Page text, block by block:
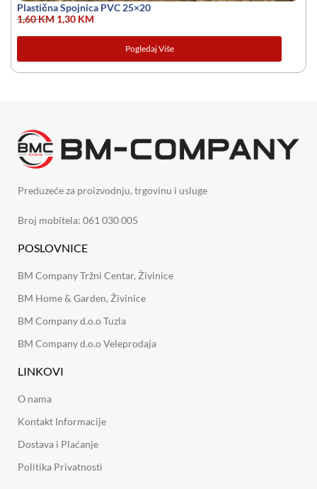
Plastična Spojnica PVC 25×20
1,60KM 1,30 KM
Pogledaj Više
Preduzeće za proizvodnju, trgovinu i usluge
Broj mobitela: 061 030 005
POSLOVNICE
BM Company Tržni Centar, Živinice
BM Home & Garden, Živinice
BM Company d.o.o Tuzla
BM Company d.o.o Veleprodaja
LINKOVI
O nama
Kontakt Informacije
Dostava i Plaćanje
Politika Privatnosti